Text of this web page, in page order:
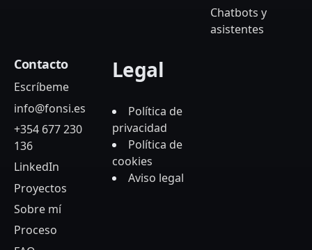
Chatbots y
asistentes
Contacto
Escríbeme
info@fonsi.es
+354 677 230
136
LinkedIn
Proyectos
Sobre mí
Proceso
Legal
Política de
privacidad
Política de
cookies
Aviso legal